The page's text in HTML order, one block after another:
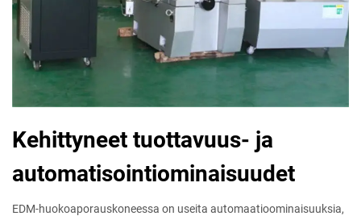
Kehittyneet tuottavuus- ja
automatisointiominaisuudet
EDM-huokoaporauskoneessa on useita automaatioominaisuuksia,